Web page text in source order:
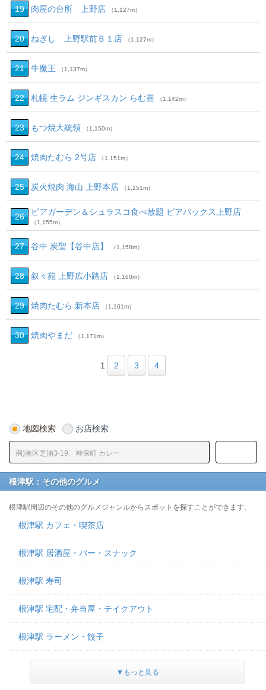
19 肉屋の台所 上野店 （1,127m）
20 ねぎし 上野駅前Ｂ１店 （1,127m）
21 牛魔王 （1,137m）
22 札幌 生ラム ジンギスカン らむ嘉 （1,142m）
23 もつ焼大統領 （1,150m）
24 焼肉たむら 2号店 （1,151m）
25 炭火焼肉 海山 上野本店 （1,151m）
26 ビアガーデン＆シュラスコ食べ放題 ビアバックス上野店
（1,155m）
27 谷中 炭聖【谷中店】 （1,158m）
28 叙々苑 上野広小路店 （1,160m）
29 焼肉たむら 新本店 （1,161m）
30 焼肉やまだ （1,171m）
1 2 3 4
地図検索 お店検索
根津駅：その他のグルメ
根津駅周辺のその他のグルメジャンルからスポットを探すことができます。
根津駅 カフェ・喫茶店
根津駅 居酒屋・バー・スナック
根津駅 寿司
根津駅 宅配・弁当屋・テイクアウト
根津駅 ラーメン・餃子
▼もっと見る